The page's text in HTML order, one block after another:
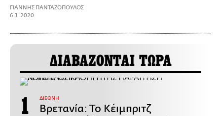
ΓΙΑΝΝΗΣ ΠΑΝΤΑΖΟΠΟΥΛΟΣ
6.1.2020
ΔΙΑΒΑΖΟΝΤΑΙ ΤΩΡΑ
ΔΙΕΘΝΗ
Βρετανία: Το Κέιμπριτζ